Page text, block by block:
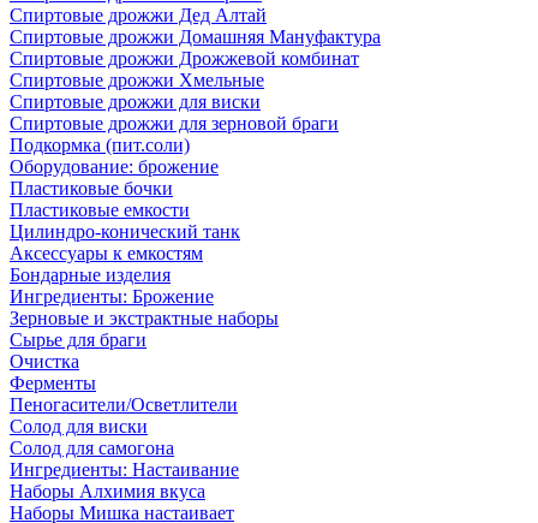
Спиртовые дрожжи Дед Алтай
Спиртовые дрожжи Домашняя Мануфактура
Спиртовые дрожжи Дрожжевой комбинат
Спиртовые дрожжи Хмельные
Спиртовые дрожжи для виски
Спиртовые дрожжи для зерновой браги
Подкормка (пит.соли)
Оборудование: брожение
Пластиковые бочки
Пластиковые емкости
Цилиндро-конический танк
Аксессуары к емкостям
Бондарные изделия
Ингредиенты: Брожение
Зерновые и экстрактные наборы
Сырье для браги
Очистка
Ферменты
Пеногасители/Осветлители
Солод для виски
Солод для самогона
Ингредиенты: Настаивание
Наборы Алхимия вкуса
Наборы Мишка настаивает